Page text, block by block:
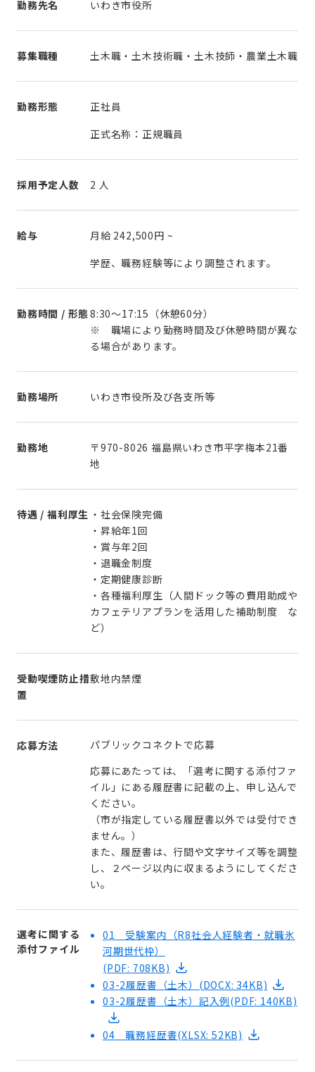
勤務先名 いわき市役所
募集職種 土木職・土木技術職・土木技師・農業土木職
勤務形態
正社員
正式名称：正規職員
採用予定人数 2 人
給与 月給 242,500円 ~
学歴、職務経験等により調整されます。
勤務時間 / 形態8:30～17:15（休憩60分）
※ 職場により勤務時間及び休憩時間が異な
る場合があります。
勤務場所 いわき市役所及び各支所等
勤務地
〒970-8026 福島県いわき市平字梅本21番
地
待遇 / 福利厚生 ・社会保険完備
・昇給年1回
・賞与年2回
・退職金制度
・定期健康診断
・各種福利厚生（人間ドック等の費用助成や
カフェテリアプランを活用した補助制度 な
ど）
受動喫煙防止措
置
敷地内禁煙
応募方法
パブリックコネクトで応募
応募にあたっては、「選考に関する添付ファ
イル」にある履歴書に記載の上、申し込んで
ください。
（市が指定している履歴書以外では受付でき
ません。）
また、履歴書は、行間や文字サイズ等を調整
し、２ページ以内に収まるようにしてくださ
い。
選考に関する
添付ファイル
01 受験案内（R8社会人経験者・就職氷
河期世代枠）
(PDF: 708KB)
03-2履歴書（土木） (DOCX: 34KB)
03-2履歴書（土木）記入例(PDF: 140KB)
04 職務経歴書(XLSX: 52KB)